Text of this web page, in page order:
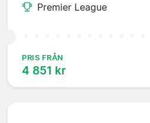
Premier League
PRIS FRÅN
4 851 kr